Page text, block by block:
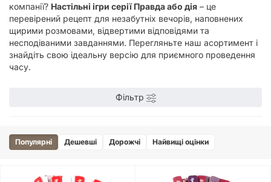
компанії? Настільні ігри серії Правда або дія – це
перевірений рецепт для незабутніх вечорів, наповнених
щирими розмовами, відвертими відповідями та
несподіваними завданнями. Перегляньте наш асортимент і
знайдіть свою ідеальну версію для приємного проведення
часу.
Фільтр
Популярні Дешевші Дорожчі Найвищі оцінки